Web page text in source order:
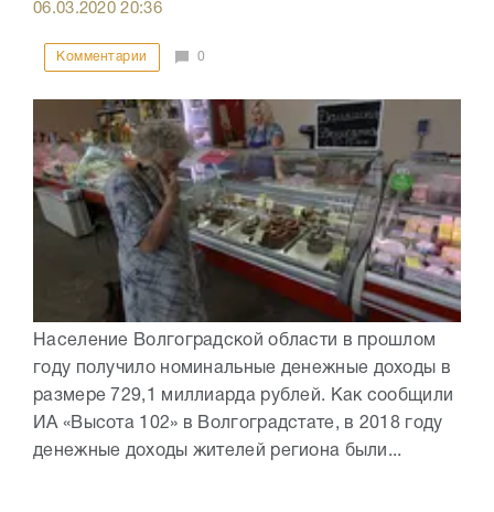
06.03.202020:36
Комментарии 0
Население Волгоградской области в прошлом
году получило номинальные денежные доходы в
размере 729,1 миллиарда рублей. Как сообщили
ИА «Высота 102» в Волгоградстате, в 2018 году
денежные доходы жителей региона были...